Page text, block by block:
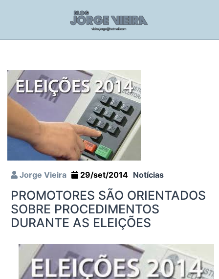
Jorge Vieira 29/set/2014 Notícias
PROMOTORES SÃO ORIENTADOS
SOBRE PROCEDIMENTOS
DURANTE AS ELEIÇÕES